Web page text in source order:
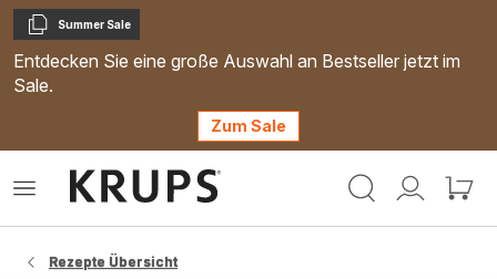
Kopieren
Summer Sale
Entdecken Sie eine große Auswahl an Bestseller jetzt im
Sale.
Zum Sale
Mein
Mein
Das
Rezepte Übersicht